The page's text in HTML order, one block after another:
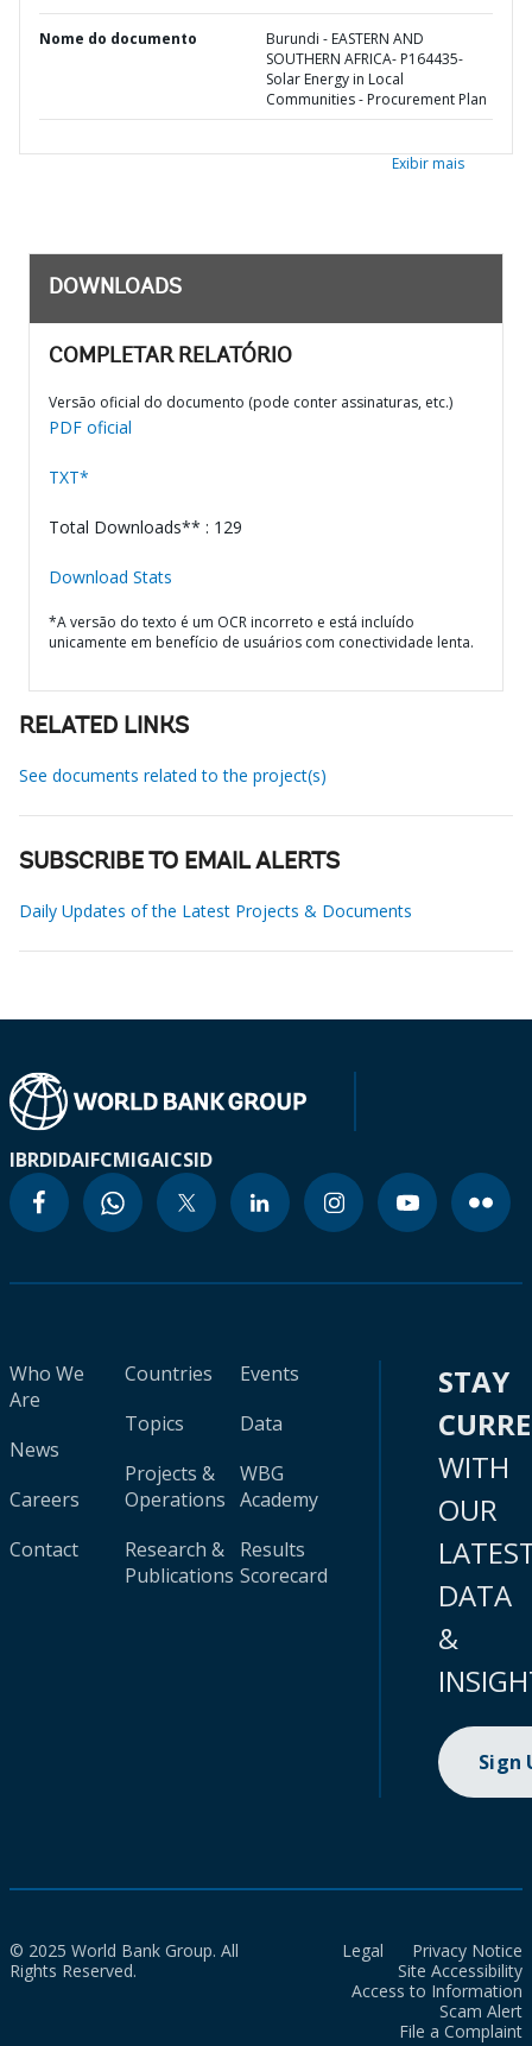
Nome do documento
Burundi - EASTERN AND
SOUTHERN AFRICA- P164435-
Solar Energy in Local
Communities - Procurement Plan
Exibir mais
DOWNLOADS
COMPLETAR RELATÓRIO
Versão oficial do documento (pode conter assinaturas, etc.)
PDF oficial
TXT*
Total Downloads** : 129
Download Stats
*A versão do texto é um OCR incorreto e está incluído
unicamente em benefício de usuários com conectividade lenta.
RELATED LINKS
See documents related to the project(s)
SUBSCRIBE TO EMAIL ALERTS
Daily Updates of the Latest Projects & Documents
IBRDIDAIFCMIGAICSID
Who We
Are
News
Careers
Contact
Countries
Topics
Projects &
Operations
Research &
Publications
Events
Data
WBG
Academy
Results
Scorecard
STAY
WITH
OUR
DATA
&
Sign
© 2025 World Bank Group. All
Rights Reserved.
Legal
Privacy Notice
Site Accessibility
Access to Information
Scam Alert
File a Complaint